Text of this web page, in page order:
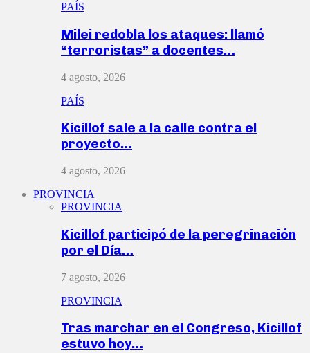
PAÍS
Milei redobla los ataques: llamó
“terroristas” a docentes…
4 agosto, 2026
PAÍS
Kicillof sale a la calle contra el
proyecto…
4 agosto, 2026
PROVINCIA
PROVINCIA
Kicillof participó de la peregrinación
por el Día…
7 agosto, 2026
PROVINCIA
Tras marchar en el Congreso, Kicillof
estuvo hoy…